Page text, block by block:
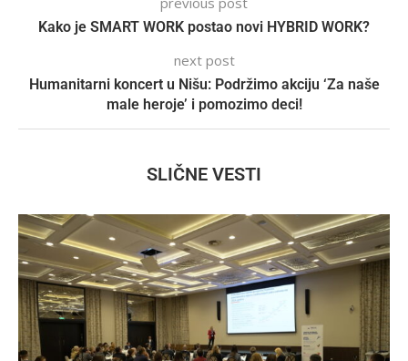
Kako je SMART WORK postao novi HYBRID WORK?
next post
Humanitarni koncert u Nišu: Podržimo akciju ‘Za naše
male heroje’ i pomozimo deci!
SLIČNE VESTI